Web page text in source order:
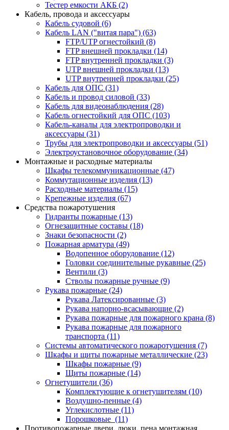
Тестер емкости АКБ (2)
Кабель, провода и аксессуары
Кабель судовой (6)
Кабель LAN ("витая пара") (63)
FTP/UTP огнестойкий (8)
FTP внешней прокладки (14)
FTP внутренней прокладки (3)
UTP внешней прокладки (13)
UTP внутренней прокладки (25)
Кабель для ОПС (31)
Кабель и провод силовой (33)
Кабель для видеонаблюдения (28)
Кабель огнестойкий для ОПС (103)
Кабель-каналы для электропроводки и
аксессуары (31)
Трубы для электропроводки и аксессуары (51)
Электроустановочное оборудование (34)
Монтажные и расходные материалы
Шкафы телекоммуникационные (47)
Коммутационные изделия (13)
Расходные материалы (15)
Крепежные изделия (67)
Средства пожаротушения
Гидранты пожарные (13)
Огнезащитные составы (18)
Знаки безопасности (2)
Пожарная арматура (49)
Водопенное оборудование (12)
Головки соединительные рукавные (25)
Вентили (3)
Стволы пожарные ручные (9)
Рукава пожарные (24)
Рукава Латексированные (3)
Рукава напорно-всасывающие (2)
Рукава пожарные для пожарного крана (8)
Рукава пожарные для пожарного
транспорта (11)
Системы автоматического пожаротушения (7)
Шкафы и щиты пожарные металлические (23)
Шкафы пожарные (9)
Щиты пожарные (14)
Огнетушители (36)
Комплектующие к огнетушителям (10)
Воздушно-пенные (4)
Углекислотные (11)
Порошковые (11)
Противопожарные двери, люки, пена монтажная